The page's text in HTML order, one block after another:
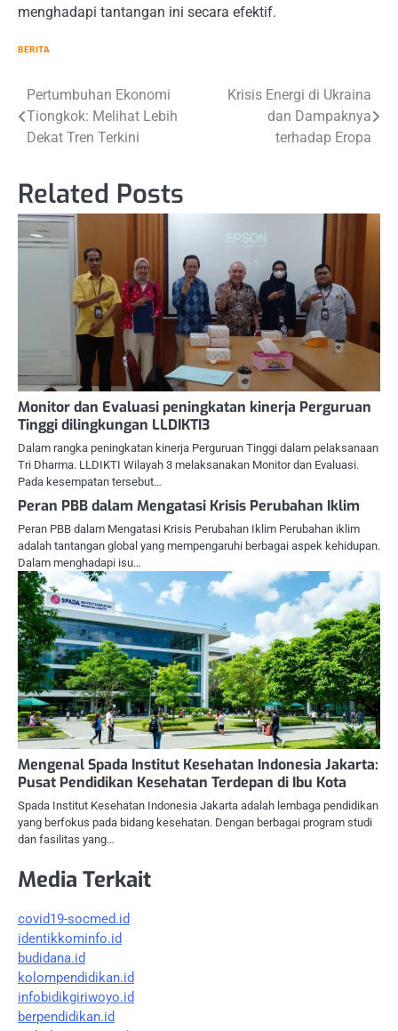
menghadapi tantangan ini secara efektif.
BERITA
Navigasi
pos
Pertumbuhan Ekonomi
Tiongkok: Melihat Lebih
Dekat Tren Terkini
Krisis Energi di Ukraina
dan Dampaknya
terhadap Eropa
Related Posts
Monitor dan Evaluasi peningkatan kinerja Perguruan
Tinggi dilingkungan LLDIKTI3
Dalam rangka peningkatan kinerja Perguruan Tinggi dalam pelaksanaan
Tri Dharma. LLDIKTI Wilayah 3 melaksanakan Monitor dan Evaluasi.
Pada kesempatan tersebut…
Peran PBB dalam Mengatasi Krisis Perubahan Iklim
Peran PBB dalam Mengatasi Krisis Perubahan Iklim Perubahan iklim
adalah tantangan global yang mempengaruhi berbagai aspek kehidupan.
Dalam menghadapi isu…
Mengenal Spada Institut Kesehatan Indonesia Jakarta:
Pusat Pendidikan Kesehatan Terdepan di Ibu Kota
Spada Institut Kesehatan Indonesia Jakarta adalah lembaga pendidikan
yang berfokus pada bidang kesehatan. Dengan berbagai program studi
dan fasilitas yang…
Media Terkait
covid19-socmed.id
identikkominfo.id
budidana.id
kolompendidikan.id
infobidikgiriwoyo.id
berpendidikan.id